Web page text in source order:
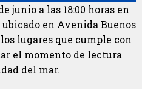
junio a las 18:00 horas en
en Avenida Buenos
lugares que cumple con
el momento de lectura
del mar.